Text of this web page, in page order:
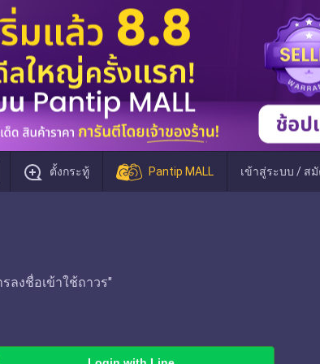
ตั้งกระทู้ Pantip MALL เข้าสู่ระบบ / ส
ลงชื่อเข้าใช้ถาวร"